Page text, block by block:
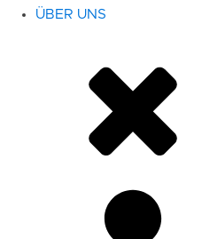
ÜBER UNS